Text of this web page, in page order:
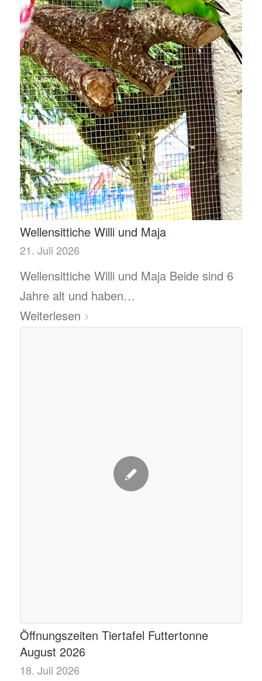
Wellensittiche Willi und Maja
21. Juli 2026
Wellensittiche Willi und Maja Beide sind 6
Jahre alt und haben…
Weiterlesen
Öffnungszeiten Tiertafel Futtertonne
August 2026
18. Juli 2026